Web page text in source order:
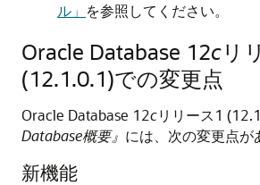
ル」 を参照してください。
Oracle Database 12cリ
(12.1.0.1)での変更点
Oracle Database 12cリリース1
Database概要』 には、次の変更点が
新機能